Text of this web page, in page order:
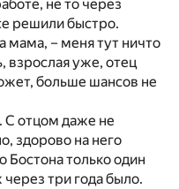
не то через
решили быстро.
мама, – меня тут ничто
уже, отец
больше шансов не
С отцом даже не
здорово на него
Бостона только один
через три года было.